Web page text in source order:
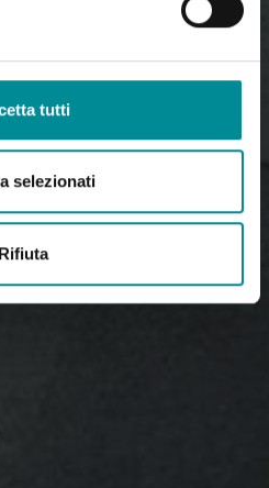
tutti
selezionati
Rifiuta